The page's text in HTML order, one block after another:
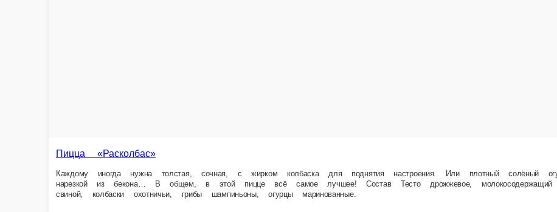
Пицца «Расколбас»
Каждому иногда нужна толстая, сочная, с жирком колбаска для поднятия настроения. Или плотный солёный огурчик с двумя мягкими шампиньонами и нарезкой из
дрожжевое, молокосодержащий продукт «Моцарелла», соус томатный, бекон свиной, колбаски охотничьи, грибы шампиньоны, огурцы маринованные.